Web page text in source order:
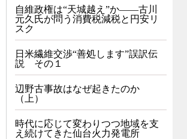
自維政権は“天城越え”か――古川
元久氏が問う消費税減税と円安リ
スク
日米繊維交渉“善処します”誤訳伝
説 その１
辺野古事故はなぜ起きたのか
（上）
時代に応じて変わりつつ地域を支
え続けてきた仙台火力発電所